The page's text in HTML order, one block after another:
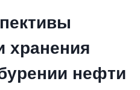
хранения
нефти